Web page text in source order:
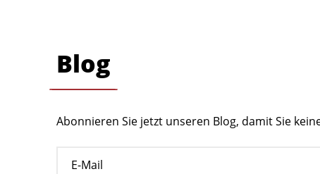
Blog
Abonnieren Sie jetzt unseren Blog, damit Sie